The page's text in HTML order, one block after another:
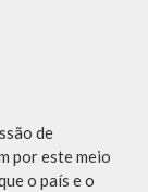
de
por este meio
o país e o